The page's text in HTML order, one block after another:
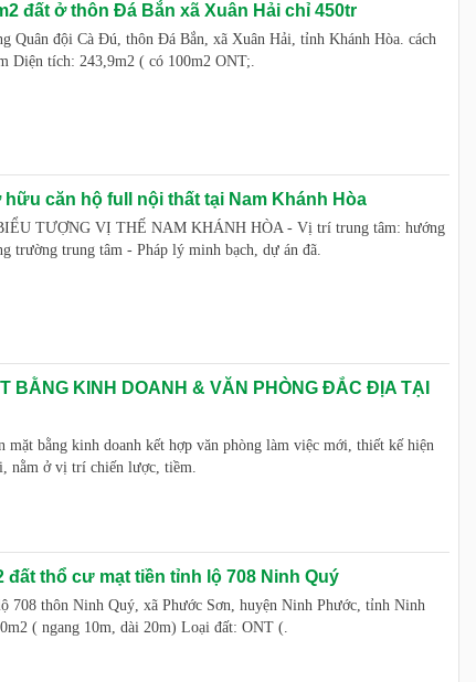
đất ở thôn Đá Bắn xã Xuân Hải chỉ 450tr
Quân đội Cà Đú, thôn Đá Bắn, xã Xuân Hải, tỉnh Khánh Hòa. cách
Diện tích: 243,9m2 ( có 100m2 ONT;.
căn hộ full nội thất tại Nam Khánh Hòa
TƯỢNG VỊ THẾ NAM KHÁNH HÒA - Vị trí trung tâm: hướng
trường trung tâm - Pháp lý minh bạch, dự án đã.
BẰNG KINH DOANH & VĂN PHÒNG ĐẮC ĐỊA TẠI
mặt bằng kinh doanh kết hợp văn phòng làm việc mới, thiết kế hiện
nằm ở vị trí chiến lược, tiềm.
đất thổ cư mạt tiền tỉnh lộ 708 Ninh Quý
thôn Ninh Quý, xã Phước Sơn, huyện Ninh Phước, tỉnh Ninh
( ngang 10m, dài 20m) Loại đất: ONT (.